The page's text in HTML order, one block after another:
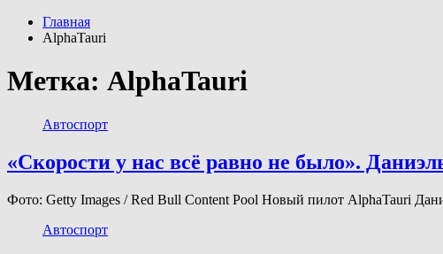
Главная
AlphaTauri
Метка: AlphaTauri
Автоспорт
«Скорости у нас всё равно не было».
Фото: Getty Images / Red Bull Content Pool Новый пилот AlphaTauri
Автоспорт